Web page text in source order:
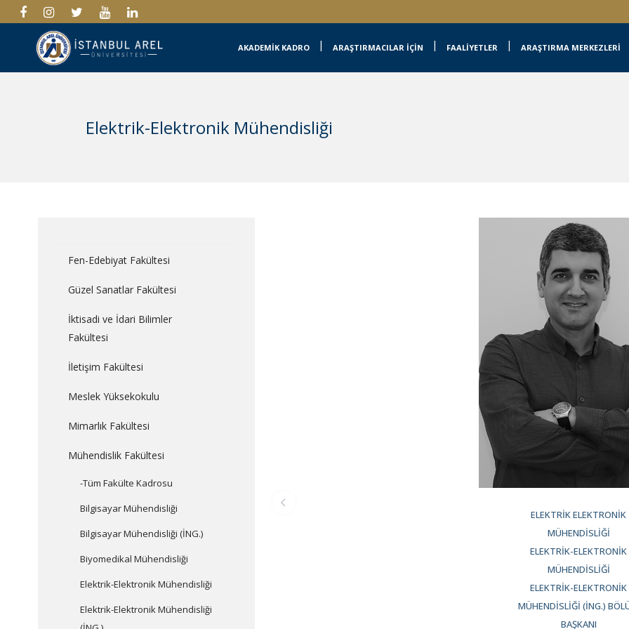
AKADEMİK KADRO ARAŞTIRMACILAR İÇİN FAALİYETLER ARAŞTIRMA MERKEZLERİ
Elektrik-Elektronik Mühendisliği
Fen-Edebiyat Fakültesi
Güzel Sanatlar Fakültesi
İktisadi ve İdari Bilimler
Fakültesi
İletişim Fakültesi
Meslek Yüksekokulu
Mimarlık Fakültesi
Mühendislik Fakültesi
-Tüm Fakülte Kadrosu
Bilgisayar Mühendisliği
Bilgisayar Mühendisliği (İNG.)
Biyomedikal Mühendisliği
Elektrik-Elektronik Mühendisliği
Elektrik-Elektronik Mühendisliği
ELEKTRIK ELEKTRONIK
MÜHENDISLIĞI
ELEKTRIK-ELEKTRONIK
MÜHENDISLIĞI
ELEKTRIK-ELEKTRONIK
MÜHENDISLIĞI (İNG.)
BAŞKANI